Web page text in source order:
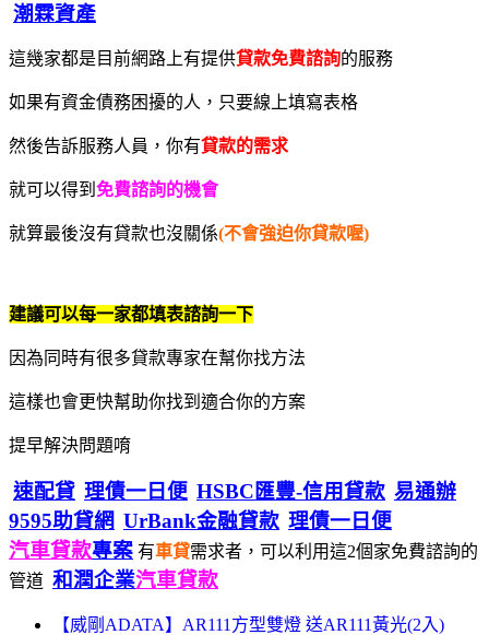
潮霖資產
這幾家都是目前網路上有提供貸款免費諮詢的服務
如果有資金債務困擾的人，只要線上填寫表格
然後告訴服務人員，你有貸款的需求
就可以得到 免費諮詢的機會
就算最後沒有貸款也沒關係(不會強迫你貸款喔)
建議可以每一家都填表諮詢一下
因為同時有很多貸款專家在幫你找方法
這樣也會更快幫助你找到適合你的方案
提早解決問題唷
速配貸 理債一日便 HSBC匯豐-信用貸款 易通辦
9595助貸網 UrBank金融貸款 理債一日便
汽車貸款專案 有車貸需求者，可以利用這2個家免費諮詢的
管道 和潤企業汽車貸款
【威剛ADATA】AR111方型雙燈 送AR111黃光(2入)